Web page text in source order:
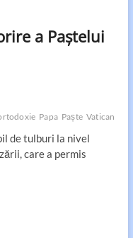
a Paștelui
Papa Paște Vatican
de tulburi la nivel
care a permis